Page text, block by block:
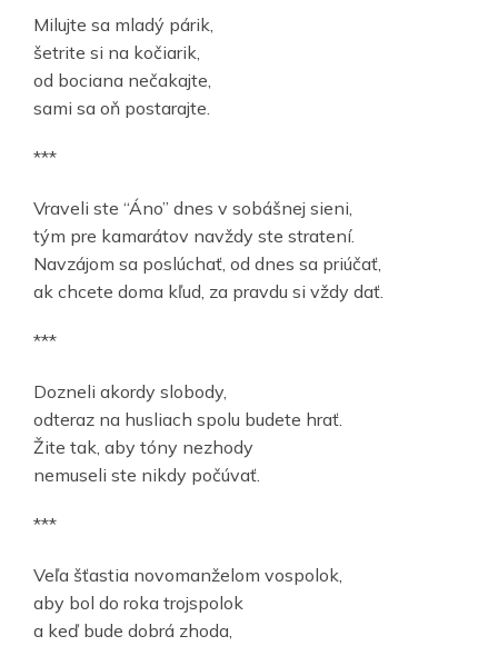
Milujte sa mladý párik,
šetrite si na kočiarik,
od bociana nečakajte,
sami sa oň postarajte.
***
Vraveli ste “Áno” dnes v sobášnej sieni,
tým pre kamarátov navždy ste stratení.
Navzájom sa poslúchať, od dnes sa priúčať,
ak chcete doma kľud, za pravdu si vždy dať.
***
Dozneli akordy slobody,
odteraz na husliach spolu budete hrať.
Žite tak, aby tóny nezhody
nemuseli ste nikdy počúvať.
***
Veľa šťastia novomanželom vospolok,
aby bol do roka trojspolok
a keď bude dobrá zhoda,